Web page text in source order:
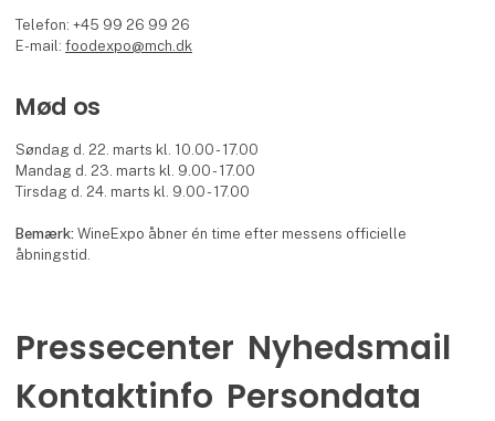
Telefon: +45 99 26 99 26
E-mail:foodexpo@mch.dk
Mød os
Søndag d. 22. marts kl. 10.00 - 17.00
Mandag d. 23. marts kl. 9.00 - 17.00
Tirsdag d. 24. marts kl. 9.00 - 17.00
Bemærk:WineExpo åbner én time efter messens officielle
åbningstid.
Pressecenter Nyhedsmail
Kontaktinfo Persondata